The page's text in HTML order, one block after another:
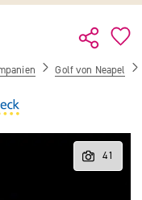
Golf von Neapel